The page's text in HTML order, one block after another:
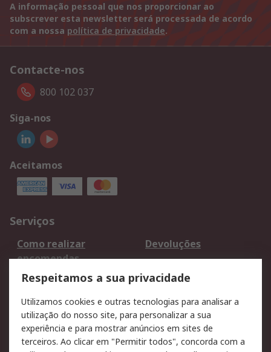
A informação pessoal que nos proporcionar ao
subscrever esta newsletter será processada de acordo
com a nossa política de privacidade.
Contacte-nos
800 102 037
Siga-nos
Aceitamos
Serviços
Como realizar
encomendas
Devoluções
Formas de entrega
Qualidade e ambiente
Pagamento e
faturação
Respeitamos a sua privacidade
Utilizamos cookies e outras tecnologias para analisar a
utilização do nosso site, para personalizar a sua
experiência e para mostrar anúncios em sites de
terceiros. Ao clicar em "Permitir todos", concorda com a